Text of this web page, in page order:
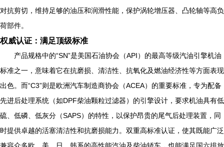
对抗剪切，维持足够的油压和润滑性能，保护涡轮增压器、凸轮轴等高负
荷部件。
权威认证：满足顶级标准
产品规格中的“SN”是美国石油协会（API）的最高等级汽油引擎机油
标准之一，意味着它在抗磨损、清洁性、抗氧化及燃油经济性等方面表现
出色。而“C3”则是欧洲汽车制造商协会（ACEA）的重要标准，专为配备
先进后处理系统（如DPF柴油颗粒过滤器）的引擎设计，要求机油具有低
硫、低磷、低灰分（SAPS）的特性，以保护昂贵的尾气后处理装置，同
时提供卓越的活塞清洁性和抗磨损能力。双重高标准认证，使其既能广泛